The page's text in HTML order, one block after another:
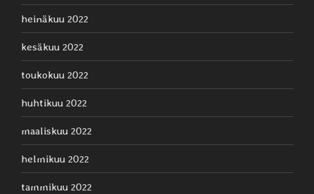
heinäkuu 2022
kesäkuu 2022
toukokuu 2022
huhtikuu 2022
maaliskuu 2022
helmikuu 2022
tammikuu 2022